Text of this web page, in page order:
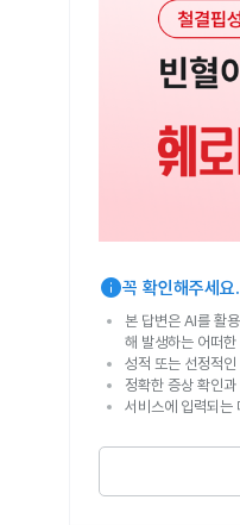
info꼭 확인해주세요.
본 답변은 AI를 활
해 발생하는 어떠
성적 또는 선정적
정확한 증상 확인
서비스에 입력되